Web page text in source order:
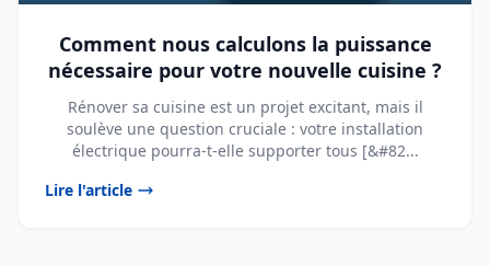
Comment nous calculons la puissance
nécessaire pour votre nouvelle cuisine ?
Rénover sa cuisine est un projet excitant, mais il
soulève une question cruciale : votre installation
électrique pourra-t-elle supporter tous [&#82...
Lire l'article